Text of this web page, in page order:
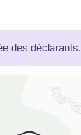
des déclarants.